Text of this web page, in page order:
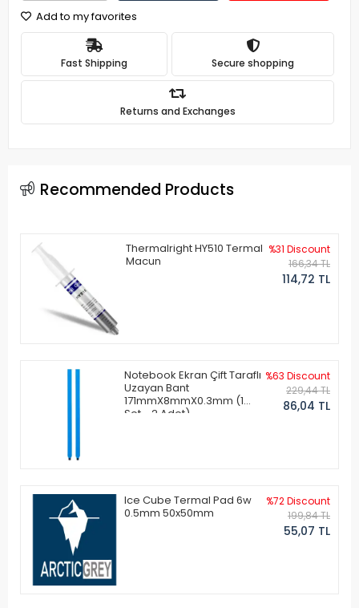
Add to my favorites
Fast Shipping Secure shopping
Returns and Exchanges
Recommended Products
Thermalright HY510 Termal
Macun
%31 Discount
166,34 TL
114,72 TL
Notebook Ekran Çift Taraflı
Uzayan Bant
171mmX8mmX0.3mm (1
Set - 2 Adet)
%63 Discount
229,44 TL
86,04 TL
Ice Cube Termal Pad 6w
0.5mm 50x50mm
%72 Discount
199,84 TL
55,07 TL